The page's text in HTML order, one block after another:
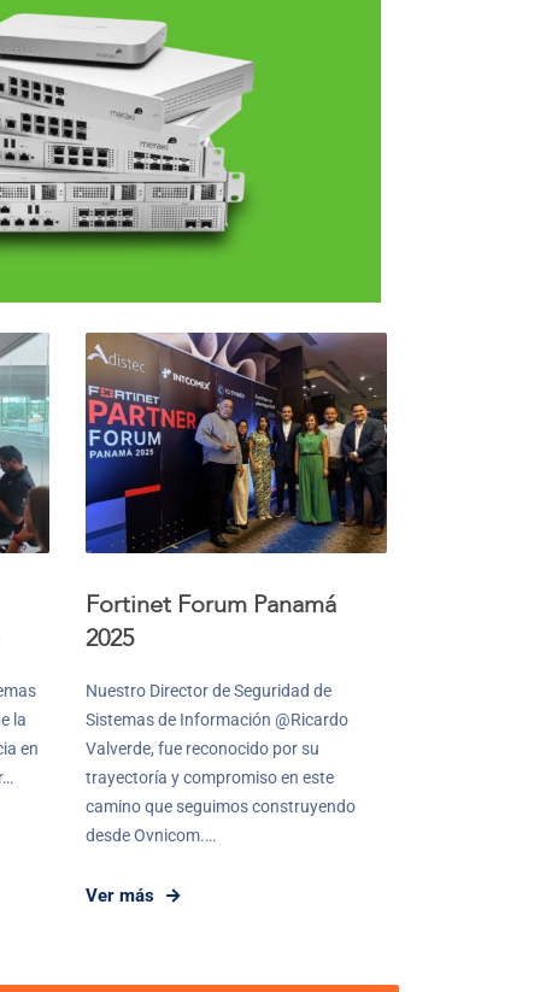
la
en
Fortinet Forum Panamá
2025
Nuestro Director de Seguridad de
Sistemas de Información @Ricardo
Valverde, fue reconocido por su
trayectoría y compromiso en este
camino que seguimos construyendo
desde Ovnicom.…
Ver más